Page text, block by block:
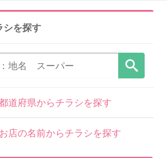
シを探す
道府県からチラシを探す
お店の名前からチラシを探す